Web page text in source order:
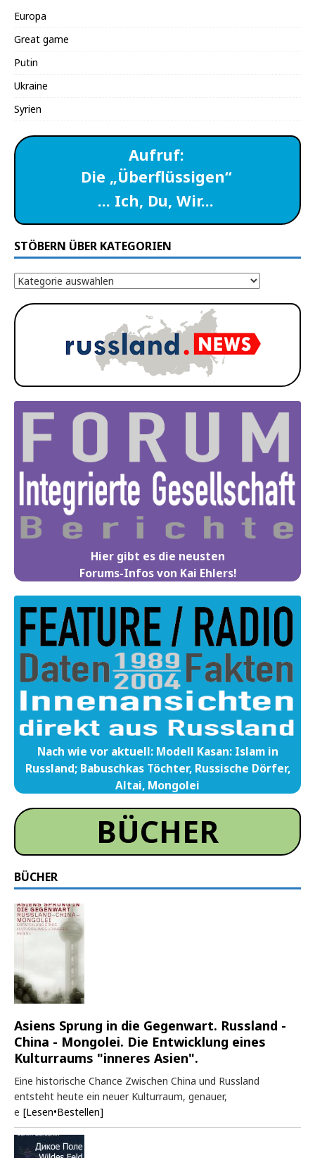
Europa
Great game
Putin
Ukraine
Syrien
Aufruf:
Die „Überflüssigen“
… Ich, Du, Wir…
STÖBERN ÜBER KATEGORIEN
Hier gibt es die neusten
Forums-Infos von Kai Ehlers!
Nach wie vor aktuell: Modell Kasan: Islam in
Russland; Babuschkas Töchter, Russische Dörfer,
Altai, Mongolei
BÜCHER
BÜCHER
Asiens Sprung in die Gegenwart. Russland -
China - Mongolei. Die Entwicklung eines
Kulturraums "inneres Asien".
Eine historische Chance Zwischen China und Russland
entsteht heute ein neuer Kulturraum, genauer,
e [Lesen•Bestellen]